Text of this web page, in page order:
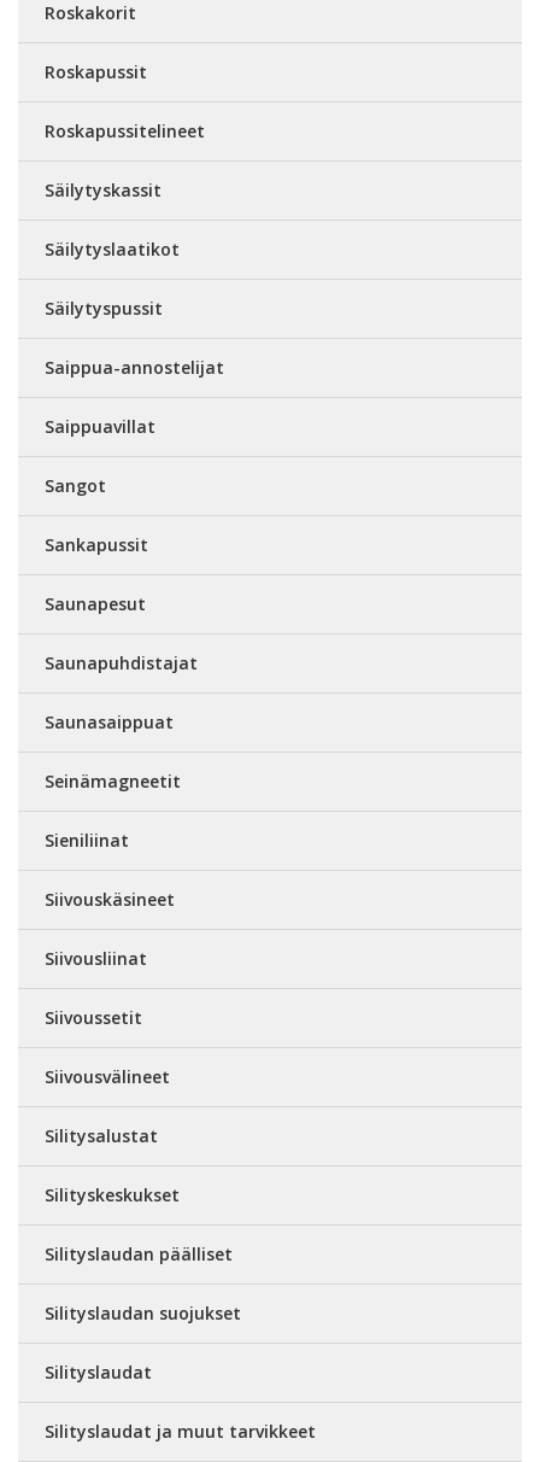
Roskakorit
Roskapussit
Roskapussitelineet
Säilytyskassit
Säilytyslaatikot
Säilytyspussit
Saippua-annostelijat
Saippuavillat
Sangot
Sankapussit
Saunapesut
Saunapuhdistajat
Saunasaippuat
Seinämagneetit
Sieniliinat
Siivouskäsineet
Siivousliinat
Siivoussetit
Siivousvälineet
Silitysalustat
Silityskeskukset
Silityslaudan päälliset
Silityslaudan suojukset
Silityslaudat
Silityslaudat ja muut tarvikkeet